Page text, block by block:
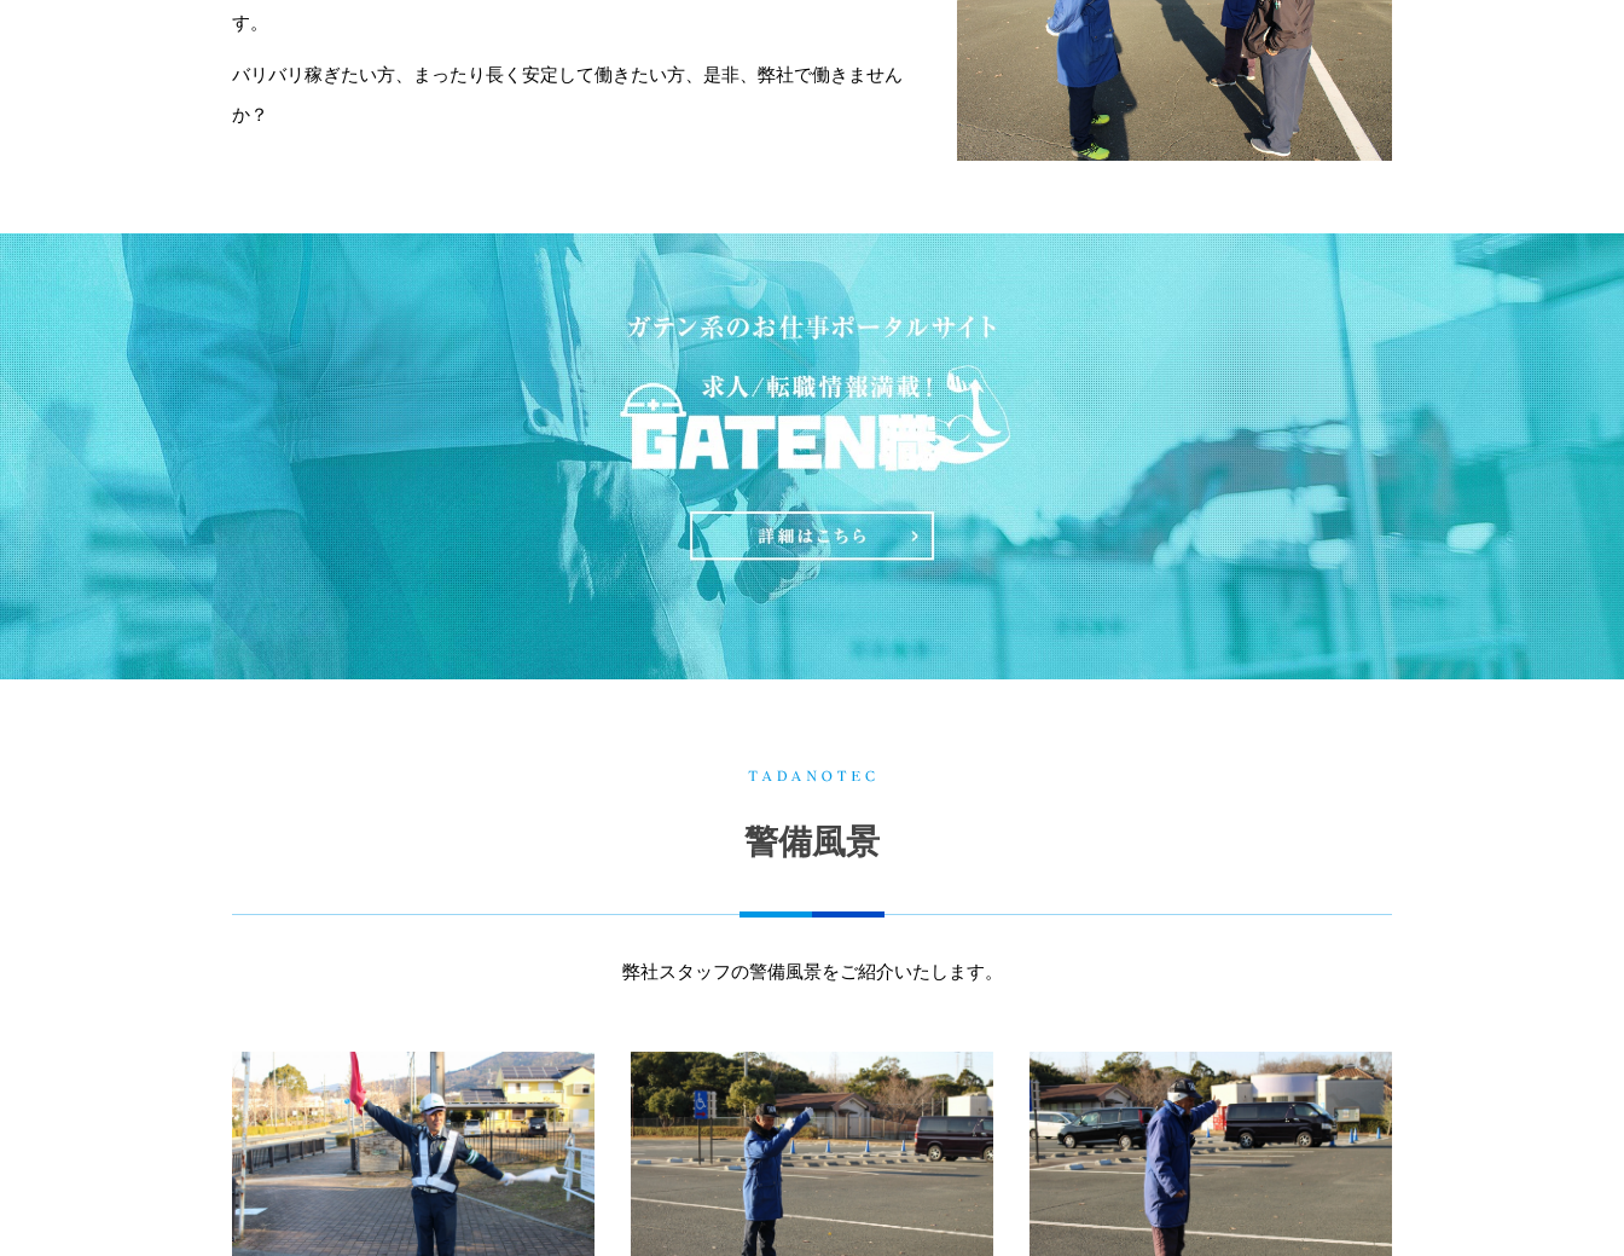
す。
バリバリ稼ぎたい方、まったり長く安定して働きたい方、是非、弊社で働きません
か？
警備風景
弊社スタッフの警備風景をご紹介いたします。